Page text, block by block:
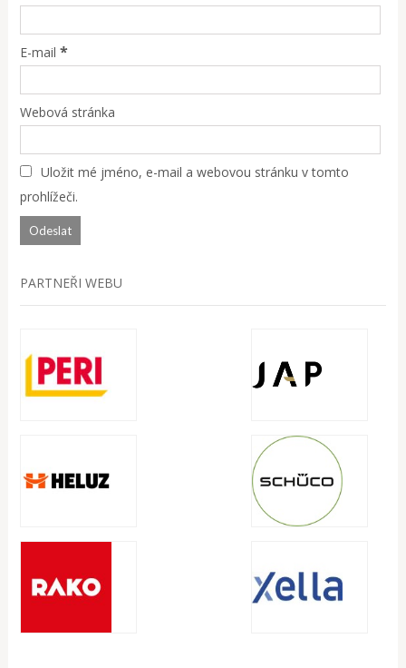
E-mail *
Webová stránka
Uložit mé jméno, e-mail a webovou stránku v tomto
prohlížeči.
PARTNEŘI WEBU